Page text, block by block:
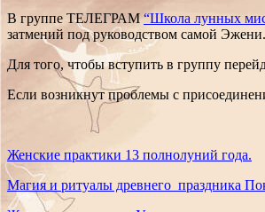
В группе ТЕЛЕГРАМ“Школа лунных
затмений под руководством самой Эжени.
Для того, чтобы вступить в группу
Если возникнут проблемы с
Женские практики 13 полнолуний года.
Магия и ритуалы древнего праздника